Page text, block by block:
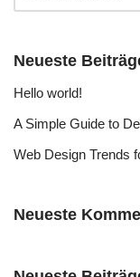
Neueste
Hello world!
A Simple Guide to
Web Design Trends
Neueste